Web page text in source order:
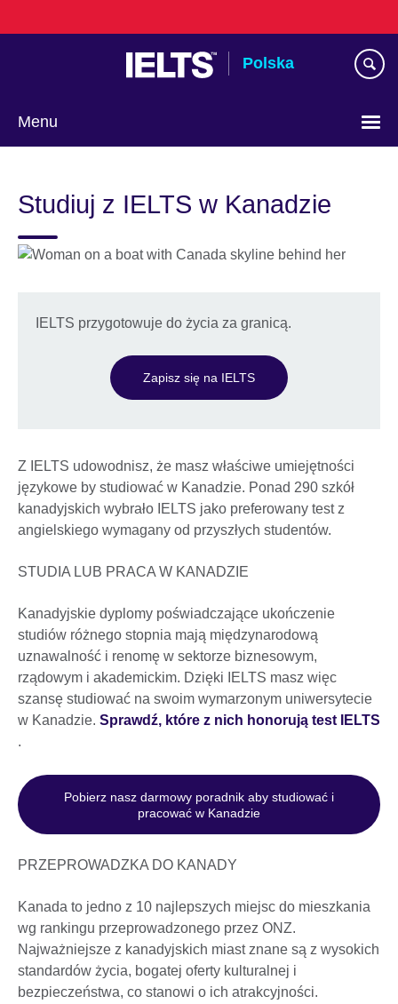
to
Polska
Menu
Studiuj z IELTS w Kanadzie
IELTS przygotowuje do życia za granicą.
Zapisz się na IELTS
Z IELTS udowodnisz, że masz właściwe umiejętności
językowe by studiować w Kanadzie. Ponad 290 szkół
kanadyjskich wybrało IELTS jako preferowany test z
angielskiego wymagany od przyszłych studentów.
STUDIA LUB PRACA W KANADZIE
Kanadyjskie dyplomy poświadczające ukończenie
studiów różnego stopnia mają międzynarodową
uznawalność i renomę w sektorze biznesowym,
rządowym i akademickim. Dzięki IELTS masz więc
szansę studiować na swoim wymarzonym uniwersytecie
w Kanadzie. Sprawdź, które z nich honorują test IELTS
.
Pobierz nasz darmowy poradnik aby studiować i
pracować w Kanadzie
PRZEPROWADZKA DO KANADY
Kanada to jedno z 10 najlepszych miejsc do mieszkania
wg rankingu przeprowadzonego przez ONZ.
Najważniejsze z kanadyjskich miast znane są z wysokich
standardów życia, bogatej oferty kulturalnej i
bezpieczeństwa, co stanowi o ich atrakcyjności.